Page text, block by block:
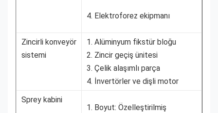
4. Elektroforez ekipmanı
Zincirli konveyör
sistemi
1. Alüminyum fikstür bloğu
2. Zincir geçiş ünitesi
3. Çelik alaşımlı parça
4. İnvertörler ve dişli motor
Sprey kabini
1. Boyut: Özelleştirilmiş